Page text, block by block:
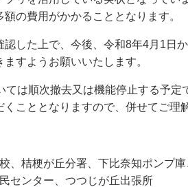
の費用がかかることとなります。
した上で、今後、令和8年4月1日
すようお願いいたします。
ては順次撤去又は機能停止する予
こととなりますので、併せてご理
、桔梗が丘分署、下比奈知ポンプ
センター、つつじが丘出張所